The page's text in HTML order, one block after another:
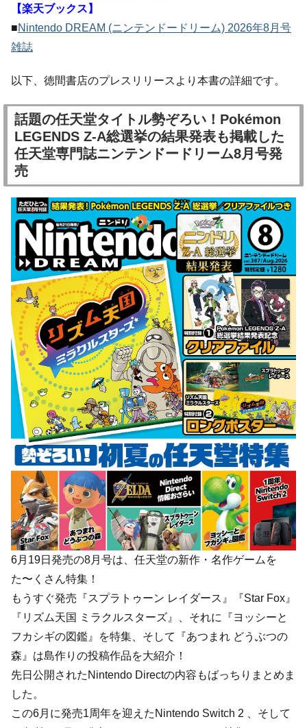
【楽天ブックス】
■Nintendo DREAM (ニンテンドードリーム) 2026年8月号
雑誌
以下、徳間書店のプレスリリースより本書の詳細です。
話題の任天堂タイトル勢ぞろい！Pokémon
LEGENDS Z-A総選挙の結果発表も掲載した
任天堂専門誌ニンテンドードリーム8月号発
売
6月19日発売の8月号は、任天堂の新作・名作ゲームを
た〜くさん特集！
もうすぐ発売『スプラトゥーン レイダース』『Star Fox』
『リズム天国 ミラクルスターズ』、それに『ヨッシーと
フカシギの図鑑』を特集、そして『あつまれ どうぶつの
森』は島作りの投稿作品を大紹介！
先日公開されたNintendo Directの内容もばっちりまとめま
した。
この6月に発売1周年を迎えたNintendo Switch 2 、そして